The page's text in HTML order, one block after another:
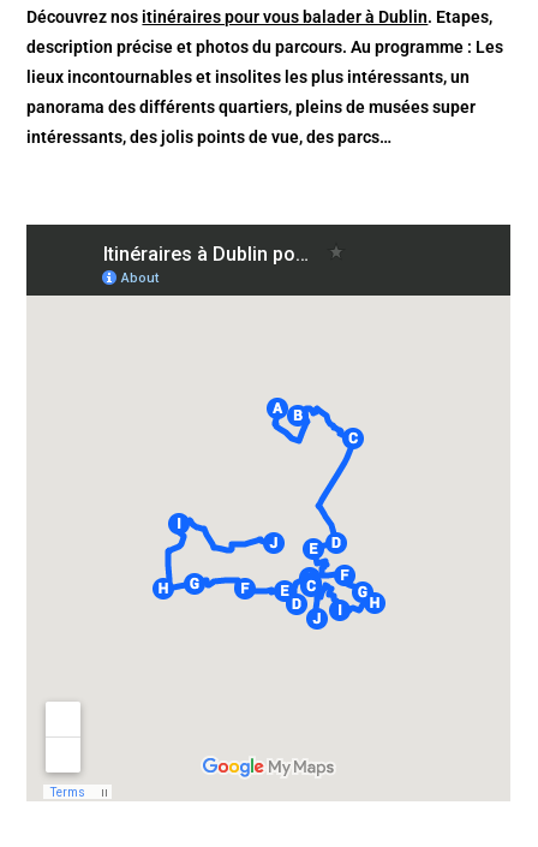
Découvrez nos itinéraires pour vous balader à Dublin. Etapes,
description précise et photos du parcours. Au programme : Les
lieux incontournables et insolites les plus intéressants, un
panorama des différents quartiers, pleins de musées super
intéressants, des jolis points de vue, des parcs…